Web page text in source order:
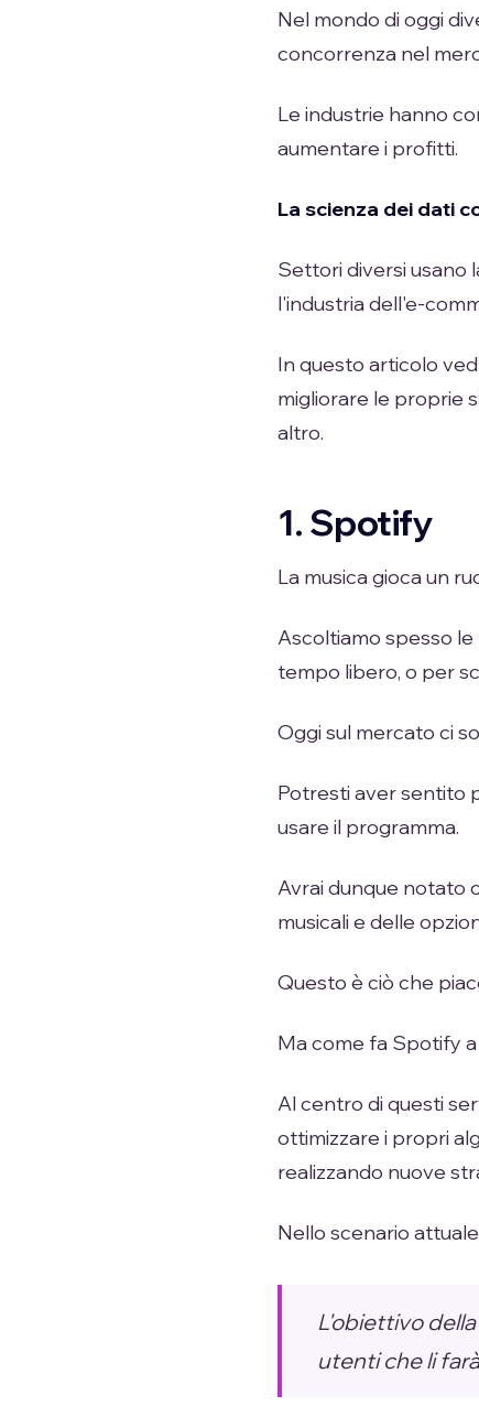
Nel mondo di oggi
concorrenza nel
Le industrie hanno
aumentare i profitti.
La scienza dei dati
Settori diversi usano
l'industria dell'e-
In questo articolo
migliorare le proprie
altro.
1. Spotify
La musica gioca un
Ascoltiamo spesso
tempo libero, o per
Oggi sul mercato ci
Potresti aver sentito
usare il programma.
Avrai dunque notato
musicali e delle
Questo è ciò che
Ma come fa Spotify
Al centro di questi
ottimizzare i propri
realizzando nuove
Nello scenario
L'obiettivo
utenti che li